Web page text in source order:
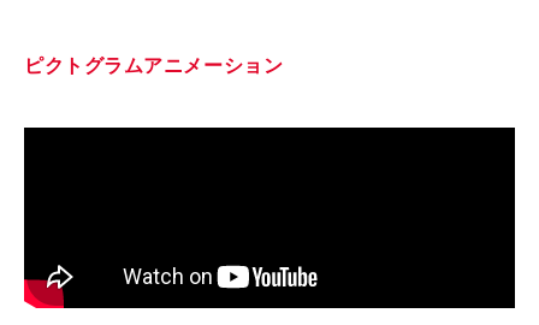
ピクトグラムアニメーション